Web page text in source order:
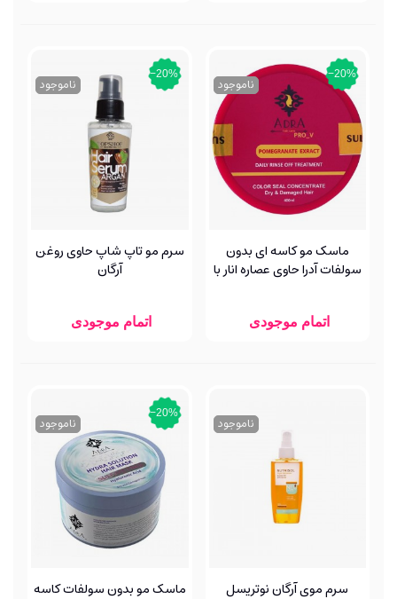
‎−20%
ناموجود
ماسک مو کاسه ای بدون
سولفات آدرا حاوی عصاره انار با
اتمام موجودی
‎−20%
ناموجود
سرم مو تاپ شاپ حاوی روغن
آرگان
اتمام موجودی
ناموجود
سرم موی آرگان نوتریسل
‎−20%
ناموجود
ماسک مو بدون سولفات کاسه